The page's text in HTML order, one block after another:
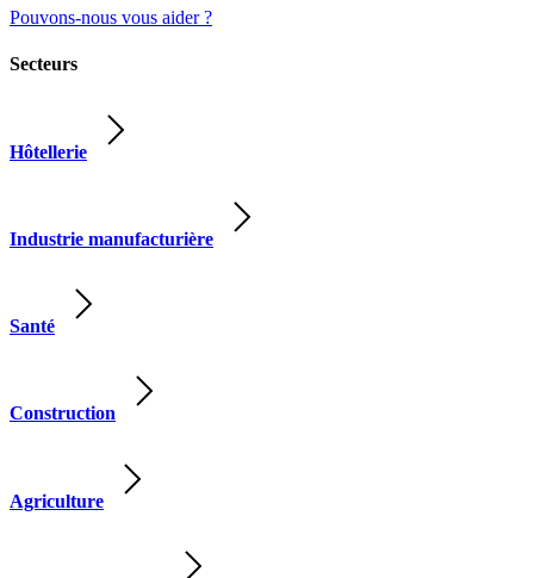
Pouvons-nous vous aider ?
Secteurs
Hôtellerie
Industrie manufacturière
Santé
Construction
Agriculture